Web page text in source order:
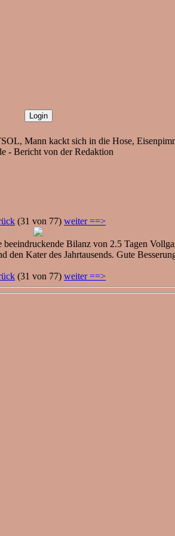
Mann kackt sich in die Hose,
- Bericht von der Redaktion
(31 von 77) weiter ==>
Bilanz von 2.5 Tagen
den Kater des Jahrtausends. Gute
(31 von 77) weiter ==>